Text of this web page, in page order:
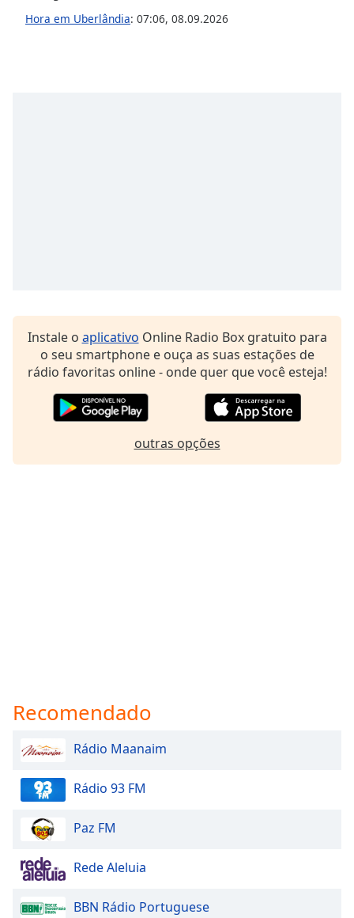
Opacity
Family
Modal
Hora em Uberlândia: 07:06, 08.09.2026
Instale o aplicativo Online Radio Box gratuito para
o seu smartphone e ouça as suas estações de
rádio favoritas online - onde quer que você esteja!
outras opções
Recomendado
Rádio Maanaim
Rádio 93 FM
Paz FM
Rede Aleluia
BBN Rádio Portuguese